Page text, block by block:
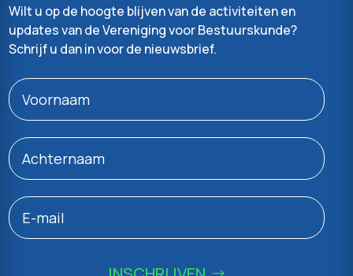
Wilt u op de hoogte blijven van de activiteiten en
updates van de Vereniging voor Bestuurskunde?
Schrijf u dan in voor de nieuwsbrief.